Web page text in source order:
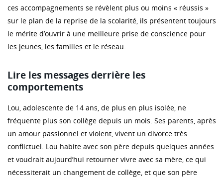
ces accompagnements se révèlent plus ou moins « réussis »
sur le plan de la reprise de la scolarité, ils présentent toujours
le mérite d’ouvrir à une meilleure prise de conscience pour
les jeunes, les familles et le réseau.
Lire les messages derrière les
comportements
Lou, adolescente de 14 ans, de plus en plus isolée, ne
fréquente plus son collège depuis un mois. Ses parents, après
un amour passionnel et violent, vivent un divorce très
conflictuel. Lou habite avec son père depuis quelques années
et voudrait aujourd’hui retourner vivre avec sa mère, ce qui
nécessiterait un changement de collège, et que son père